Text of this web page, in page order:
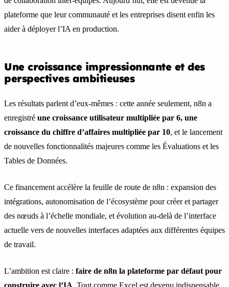
plateforme que leur communauté et les entreprises disent enfin les
aider à déployer l’IA en production.
Une croissance impressionnante et des
perspectives ambitieuses
Les résultats parlent d’eux-mêmes : cette année seulement, n8n a
enregistré une croissance utilisateur multipliée par 6, une
croissance du chiffre d’affaires multipliée par 10, et le lancement
de nouvelles fonctionnalités majeures comme les Évaluations et les
Tables de Données.
Ce financement accélère la feuille de route de n8n : expansion des
intégrations, autonomisation de l’écosystème pour créer et partager
des nœuds à l’échelle mondiale, et évolution au-delà de l’interface
actuelle vers de nouvelles interfaces adaptées aux différentes équipes
de travail.
L’ambition est claire : faire de n8n la plateforme par défaut pour
construire avec l’IA. Tout comme Excel est devenu indispensable